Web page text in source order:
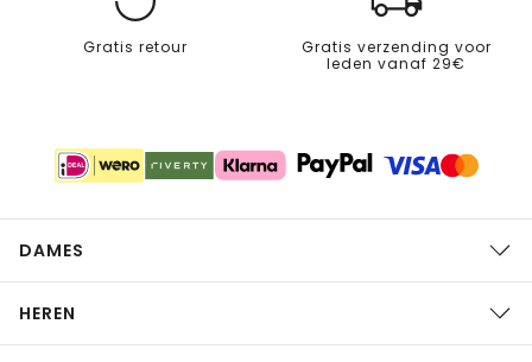
Gratis retour
Gratis verzending voor
leden vanaf 29€
DAMES
HEREN